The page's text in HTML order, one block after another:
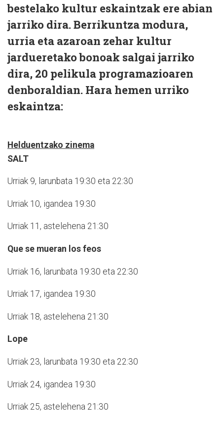
bestelako kultur eskaintzak ere abian
jarriko dira. Berrikuntza modura,
urria eta azaroan zehar kultur
jardueretako bonoak salgai jarriko
dira, 20 pelikula programazioaren
denboraldian. Hara hemen urriko
eskaintza:
Helduentzako zinema
SALT
Urriak 9, larunbata 19:30 eta 22:30
Urriak 10, igandea 19:30
Urriak 11, astelehena 21:30
Que se mueran los feos
Urriak 16, larunbata 19:30 eta 22:30
Urriak 17, igandea 19:30
Urriak 18, astelehena 21:30
Lope
Urriak 23, larunbata 19:30 eta 22:30
Urriak 24, igandea 19:30
Urriak 25, astelehena 21:30